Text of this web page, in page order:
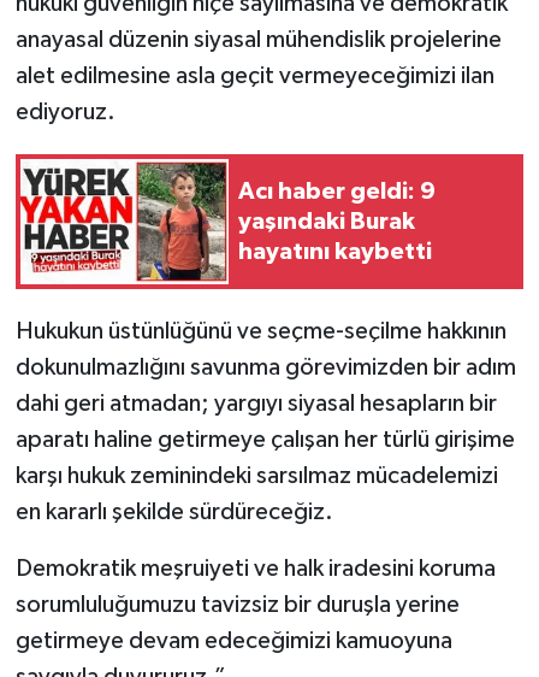
anayasal düzenin siyasal mühendislik projelerine
alet edilmesine asla geçit vermeyeceğimizi ilan
ediyoruz.
Acı haber geldi: 9
yaşındaki Burak
hayatını kaybetti
Hukukun üstünlüğünü ve seçme-seçilme hakkının
dokunulmazlığını savunma görevimizden bir adım
dahi geri atmadan; yargıyı siyasal hesapların bir
aparatı haline getirmeye çalışan her türlü girişime
karşı hukuk zeminindeki sarsılmaz mücadelemizi
en kararlı şekilde sürdüreceğiz.
Demokratik meşruiyeti ve halk iradesini koruma
sorumluluğumuzu tavizsiz bir duruşla yerine
getirmeye devam edeceğimizi kamuoyuna